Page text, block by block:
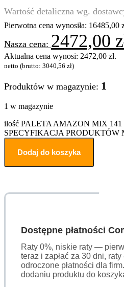
Pierwotna cena wynosiła: 16485,00
2472,00
Aktualna cena wynosi: 2472,00 zł.
netto (brutto: 3040,56 zł)
Produktów w magazynie: 1
1 w magazynie
ilość PALETA AMAZON MIX
SPECYFIKACJA PRODUKTÓW
Dodaj do koszyka
Dostępne płatności
Raty 0%, niskie raty —
teraz i zapłać za 30 dni,
odroczone płatności dla
dodaniu produktu do